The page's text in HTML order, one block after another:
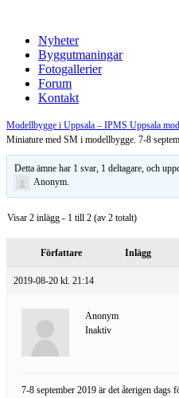
Nyheter
Byggutmaningar
Fotogallerier
Forum
Kontakt
Modellbygge i Uppsala – IPMS Uppsala
Miniature med SM i modellbygge. 7-8
Detta ämne har 1 svar, 1 deltagare, och
Anonym
Visar 2 inlägg - 1 till 2 (av 2 totalt)
Författare Inlägg
2019-08-20 kl. 21:14
Anonym
Inaktiv
7-8 september 2019 är det återigen